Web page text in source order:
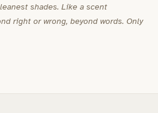
shades. Like a scent
right or wrong, beyond words. Only